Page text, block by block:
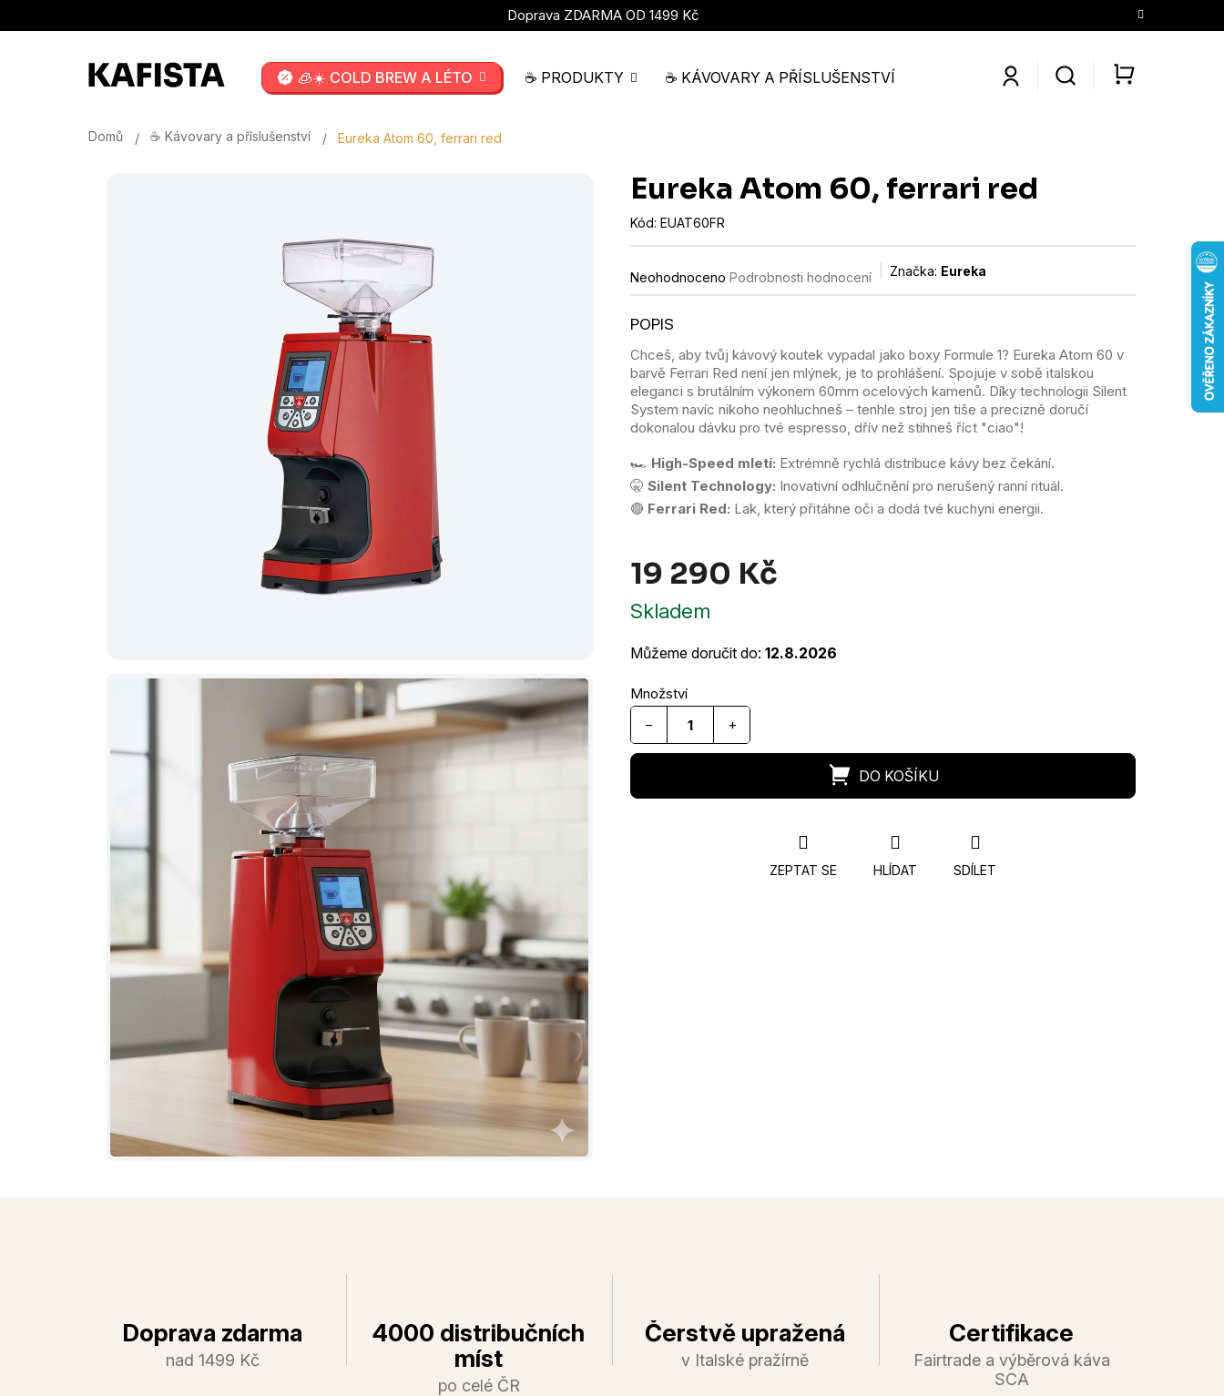
Doprava ZDARMA OD 1499 Kč
🧊☀️ COLD BREW A LÉTO ☕ PRODUKTY ☕ KÁVOVARY A PŘÍSLUŠENSTVÍ KONTAKTY O NÁS
Domů ☕ Kávovary a příslušenství Eureka Atom 60, ferrari red
Eureka Atom 60, ferrari red
Kód: EUAT60FR
Průměrné
hodnocení
je
z
5
hvězdiček.
Neohodnoceno Podrobnosti hodnocení Značka: Eureka
Chceš, aby tvůj kávový koutek vypadal jako boxy Formule 1? Eureka Atom 60 v
barvě Ferrari Red není jen mlýnek, je to prohlášení. Spojuje v sobě italskou
eleganci s brutálním výkonem 60mm ocelových kamenů. Díky technologii Silent
System navíc nikoho neohluchneš – tenhle stroj jen tiše a precizně doručí
dokonalou dávku pro tvé espresso, dřív než stihneš říct "ciao"!
🏎️ High-Speed mletí: Extrémně rychlá distribuce kávy bez čekání.
🤫 Silent Technology: Inovativní odhlučnění pro nerušený ranní rituál.
🔴 Ferrari Red: Lak, který přitáhne oči a dodá tvé kuchyni energii.
19 290 Kč
Skladem
Můžeme doručit do: 12.8.2026
+
−
ZEPTAT SE HLÍDAT SDÍLET
Doprava zdarma
nad 1499 Kč
4000 distribučních
míst
po celé ČR
Čerstvě upražená
v Italské pražírně
Certifikace
Fairtrade a výběrová káva
SCA